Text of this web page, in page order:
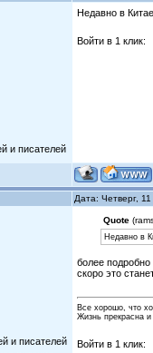
Недавно в
Войти в 1 клик:
Дата: Четверг,
Quote
Недавно в
более
скоро это
Все хорошо, что
Жизнь прекрасна и
Войти в 1 клик: